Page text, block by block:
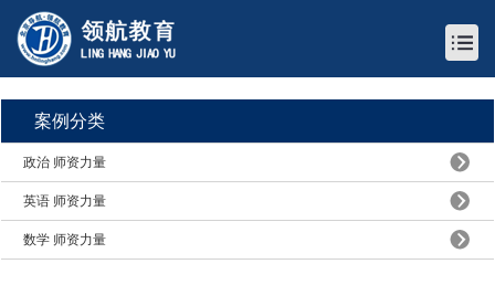
案例分类
政治 师资力量
英语 师资力量
数学 师资力量